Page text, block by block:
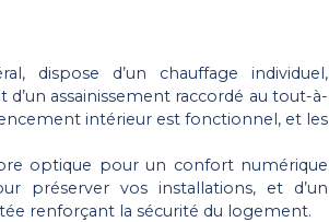
dispose d’un chauffage individuel,
assainissement raccordé au tout-à-
intérieur est fonctionnel, et les
optique pour un confort numérique
préserver vos installations, et d’un
renforçant la sécurité du logement.